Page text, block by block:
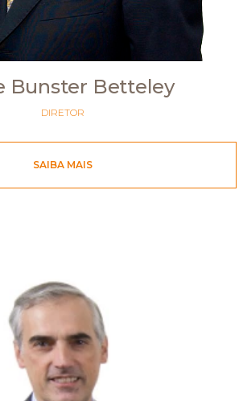
Bunster Betteley
DIRETOR
SAIBA MAIS